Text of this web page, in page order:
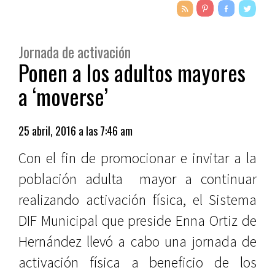
Jornada de activación
Ponen a los adultos mayores
a ‘moverse’
25 abril, 2016 a las 7:46 am
Con el fin de promocionar e invitar a la
población adulta mayor a continuar
realizando activación física, el Sistema
DIF Municipal que preside Enna Ortiz de
Hernández llevó a cabo una jornada de
activación física a beneficio de los